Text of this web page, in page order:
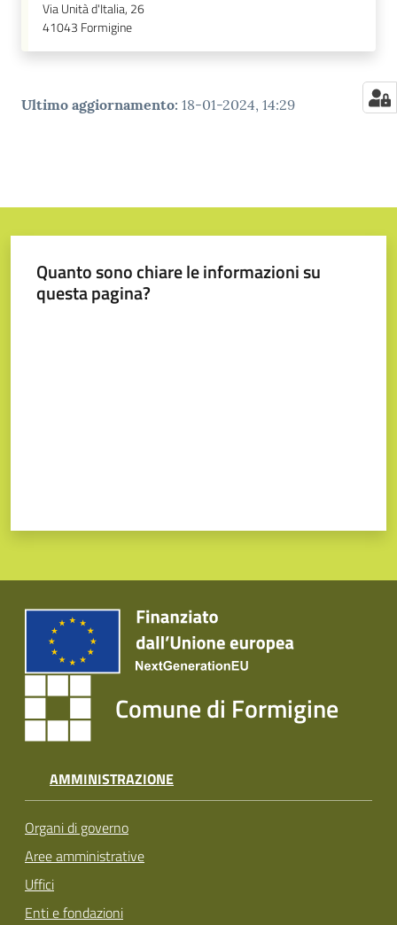
Via Unità d'Italia, 26
41043 Formigine
Ultimo aggiornamento: 18-01-2024, 14:29
Quanto sono chiare le informazioni su
questa pagina?
Comune di Formigine
AMMINISTRAZIONE
Organi di governo
Aree amministrative
Uffici
Enti e fondazioni